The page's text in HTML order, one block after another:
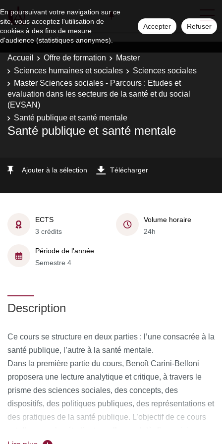
En poursuivant votre navigation sur ce
site, vous acceptez l'utilisation de
cookies à des fins de mesure
d'audience (statistiques anonymes).
Accepter Refuser
Accueil Offre de formation
Master
Sciences humaines et sociales
Sciences sociales
Master Sciences sociales - Parcours : Etudes et
evaluation dans les secteurs de la santé et du social
(EVSAN)
Santé publique et santé mentale
Santé publique et santé mentale
Ajouter à la sélection Télécharger
ECTS
3 crédits
Volume horaire
24h
Période de l'année
Semestre 4
Description
Ce cours se structure en deux parties : l’une consacrée à la
santé publique, l’autre à la santé mentale.
Dans la première partie du cours, Benoît Carini-Belloni
proposera une lecture analytique et critique, à travers le
prisme des sciences sociales, des concepts, des
dispositifs, des politiques publiques, des représentations et
des pratiques de la santé publique. L’objectif de ce cours